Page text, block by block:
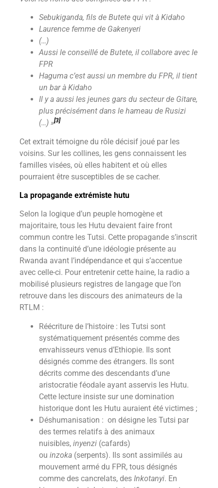
Sebukiganda, fils de Butete qui vit à Kidaho
Laurence femme de Gakenyeri
(…)
Aussi le conseillé de Butete, il collabore avec le
FPR
Haguma c’est aussi un membre du FPR, il tient
un bar à Kidaho
Il y a aussi les jeunes gars du secteur de Gitare,
plus précisément dans le hameau de Rusizi
(…) »[3]
Cet extrait témoigne du rôle décisif joué par les
voisins. Sur les collines, les gens connaissent les
familles visées, où elles habitent et où elles
pourraient être susceptibles de se cacher.
La propagande extrémiste hutu
Selon la logique d’un peuple homogène et
majoritaire, tous les Hutu devaient faire front
commun contre les Tutsi. Cette propagande s’inscrit
dans la continuité d’une idéologie présente au
Rwanda avant l’indépendance et qui s’accentue
avec celle-ci. Pour entretenir cette haine, la radio a
mobilisé plusieurs registres de langage que l’on
retrouve dans les discours des animateurs de la
RTLM :
Réécriture de l’histoire : les Tutsi sont
systématiquement présentés comme des
envahisseurs venus d’Ethiopie. Ils sont
désignés comme des étrangers. Ils sont
décrits comme des descendants d’une
aristocratie féodale ayant asservis les Hutu.
Cette lecture insiste sur une domination
historique dont les Hutu auraient été victimes ;
Déshumanisation : on désigne les Tutsi par
des termes relatifs à des animaux
nuisibles, inyenzi (cafards)
ou inzoka (serpents). Ils sont assimilés au
mouvement armé du FPR, tous désignés
comme des cancrelats, des Inkotanyi. En